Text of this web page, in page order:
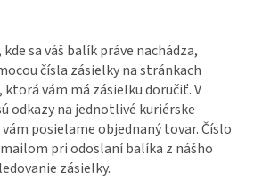
sa váš balík práve nachádza,
čísla zásielky na stránkach
vám má zásielku doručiť. V
odkazy na jednotlivé kuriérske
posielame objednaný tovar. Číslo
pri odoslaní balíka z nášho
zásielky.